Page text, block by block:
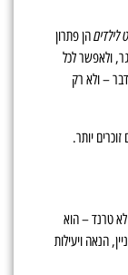
לילדיםהן פתרון
ולאפשר לכל
– ולא רק
יותר.
טרנד – הוא
הנאה ויעילות